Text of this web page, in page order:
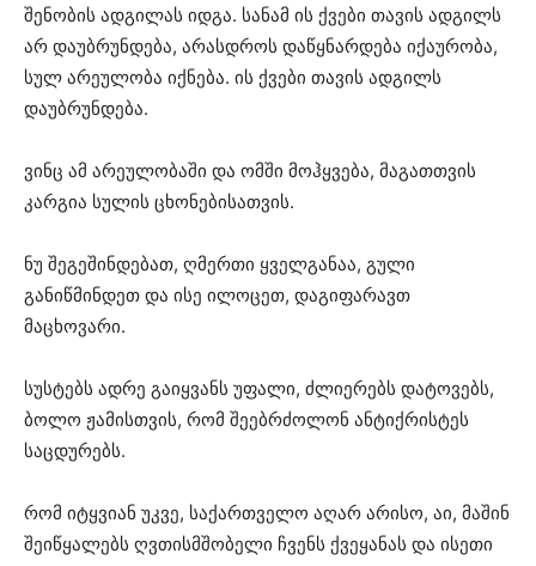
შენობის ადგილას იდგა. სანამ ის ქვები თავის ადგილს
არ დაუბრუნდება, არასდროს დაწყნარდება იქაურობა,
სულ არეულობა იქნება. ის ქვები თავის ადგილს
დაუბრუნდება.
ვინც ამ არეულობაში და ომში მოჰყვება, მაგათთვის
კარგია სულის ცხონებისათვის.
ნუ შეგეშინდებათ, ღმერთი ყველგანაა, გული
განიწმინდეთ და ისე ილოცეთ, დაგიფარავთ
მაცხოვარი.
სუსტებს ადრე გაიყვანს უფალი, ძლიერებს დატოვებს,
ბოლო ჟამისთვის, რომ შეებრძოლონ ანტიქრისტეს
საცდურებს.
რომ იტყვიან უკვე, საქართველო აღარ არისო, აი, მაშინ
შეიწყალებს ღვთისმშობელი ჩვენს ქვეყანას და ისეთი